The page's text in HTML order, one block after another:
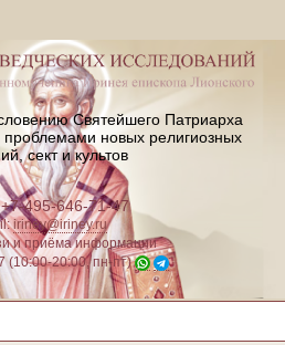
Святейшего Патриарха
проблемами новых религиозных
сект и культов
+7-495-646-71-47
iriney@iriney.ru
и приёма информации
(10:00-20:00, пн-пт)